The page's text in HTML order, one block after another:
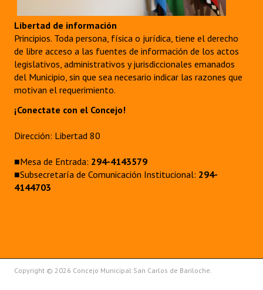
Libertad de información
Principios. Toda persona, física o jurídica, tiene el derecho
de libre acceso a las fuentes de información de los actos
legislativos, administrativos y jurisdiccionales emanados
del Municipio, sin que sea necesario indicar las razones que
motivan el requerimiento.
¡Conectate con el Concejo!
Dirección: Libertad 80
■Mesa de Entrada: 294-4143579
■Subsecretaría de Comunicación Institucional: 294-
4144703
Copyright © 2026 Concejo Municipal San Carlos de Bariloche.